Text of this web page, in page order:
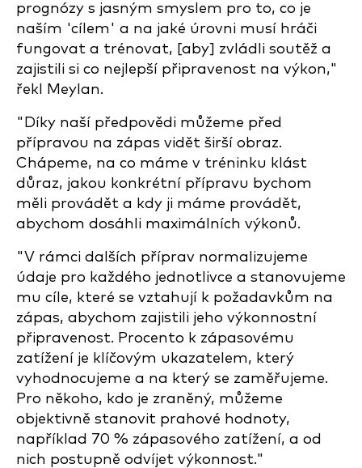
prognózy s jasným smyslem pro to, co je
naším 'cílem' a na jaké úrovni musí hráči
fungovat a trénovat, [aby] zvládli soutěž a
zajistili si co nejlepší připravenost na výkon,"
řekl Meylan.
"Díky naší předpovědi můžeme před
přípravou na zápas vidět širší obraz.
Chápeme, na co máme v tréninku klást
důraz, jakou konkrétní přípravu bychom
měli provádět a kdy ji máme provádět,
abychom dosáhli maximálních výkonů.
"V rámci dalších příprav normalizujeme
údaje pro každého jednotlivce a stanovujeme
mu cíle, které se vztahují k požadavkům na
zápas, abychom zajistili jeho výkonnostní
připravenost. Procento k zápasovému
zatížení je klíčovým ukazatelem, který
vyhodnocujeme a na který se zaměřujeme.
Pro někoho, kdo je zraněný, můžeme
objektivně stanovit prahové hodnoty,
například 70 % zápasového zatížení, a od
nich postupně odvíjet výkonnost."